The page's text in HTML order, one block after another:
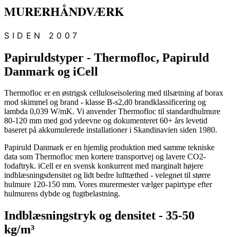
MURERHÅNDVÆRK
SIDEN 2007
Papiruldstyper - Thermofloc, Papiruld
Danmark og iCell
Thermofloc er en østrigsk celluloseisolering med tilsætning af borax
mod skimmel og brand - klasse B-s2,d0 brandklassificering og
lambda 0,039 W/mK. Vi anvender Thermofloc til standardhulmure
80-120 mm med god ydeevne og dokumenteret 60+ års levetid
baseret på akkumulerede installationer i Skandinavien siden 1980.
Papiruld Danmark er en hjemlig produktion med samme tekniske
data som Thermofloc men kortere transportvej og lavere CO2-
fodaftryk. iCell er en svensk konkurrent med marginalt højere
indblæsningsdensitet og lidt bedre lufttæthed - velegnet til større
hulmure 120-150 mm. Vores murermester vælger papirtype efter
hulmurens dybde og fugtbelastning.
Indblæsningstryk og densitet - 35-50
kg/m³